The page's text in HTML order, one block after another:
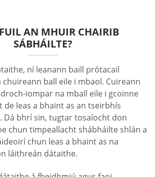
AN MHUIR CHAIRIB
SÁBHÁILTE?
ní leanann baill prótacail
chuireann ball eile i mbaol. Cuireann
iompar na mball eile i gcoinne
de leas a bhaint as an tseirbhís
Dá bhrí sin, tugtar tosaíocht don
chun timpeallacht shábháilte shlán a
chun leas a bhaint as na
láithreán dátaithe.